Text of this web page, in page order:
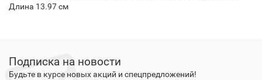
Длина 13.97 см
Подписка на новости
Будьте в курсе новых акций и спецпредложений!